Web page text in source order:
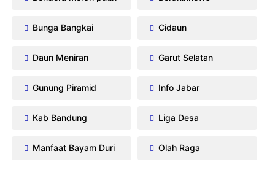
Bunga Bangkai Cidaun
Daun Meniran Garut Selatan
Gunung Piramid Info Jabar
Kab Bandung Liga Desa
Manfaat Bayam Duri Olah Raga